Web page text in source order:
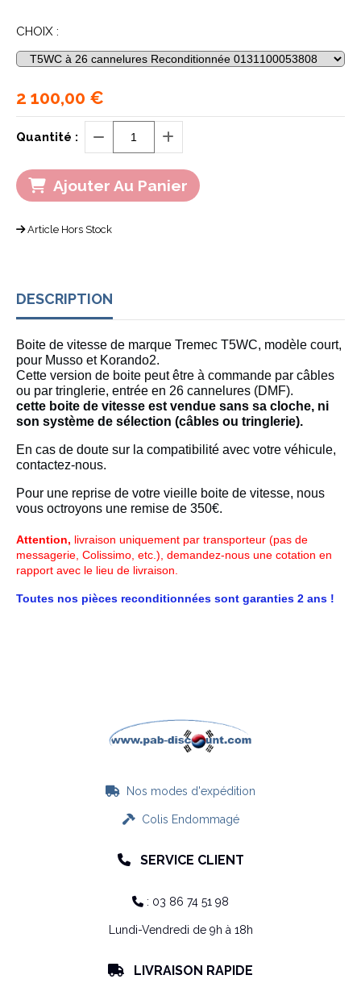
CHOIX :
2 100,00 €
Quantité :
Ajouter Au Panier
Article Hors Stock
DESCRIPTION
Boite de vitesse de marque Tremec T5WC, modèle court,
pour Musso et Korando2.
Cette version de boite peut être à commande par câbles
ou par tringlerie, entrée en 26 cannelures (DMF).
cette boite de vitesse est vendue sans sa cloche, ni
son système de sélection (câbles ou tringlerie).
En cas de doute sur la compatibilité avec votre véhicule,
contactez-nous.
Pour une reprise de votre vieille boite de vitesse, nous
vous octroyons une remise de 350€.
Attention, livraison uniquement par transporteur (pas de
messagerie, Colissimo, etc.), demandez-nous une cotation en
rapport avec le lieu de livraison.
Toutes nos pièces reconditionnées sont garanties 2 ans !
 Nos modes d'expédition
Colis Endommagé
 SERVICE CLIENT
 : 03 86 74 51 98
Lundi-Vendredi de 9h à 18h
 LIVRAISON RAPIDE